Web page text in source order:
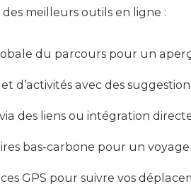
meilleurs outils en ligne :
du parcours pour un
d’activités avec des
des liens ou intégration
bas-carbone pour un
GPS pour suivre vos